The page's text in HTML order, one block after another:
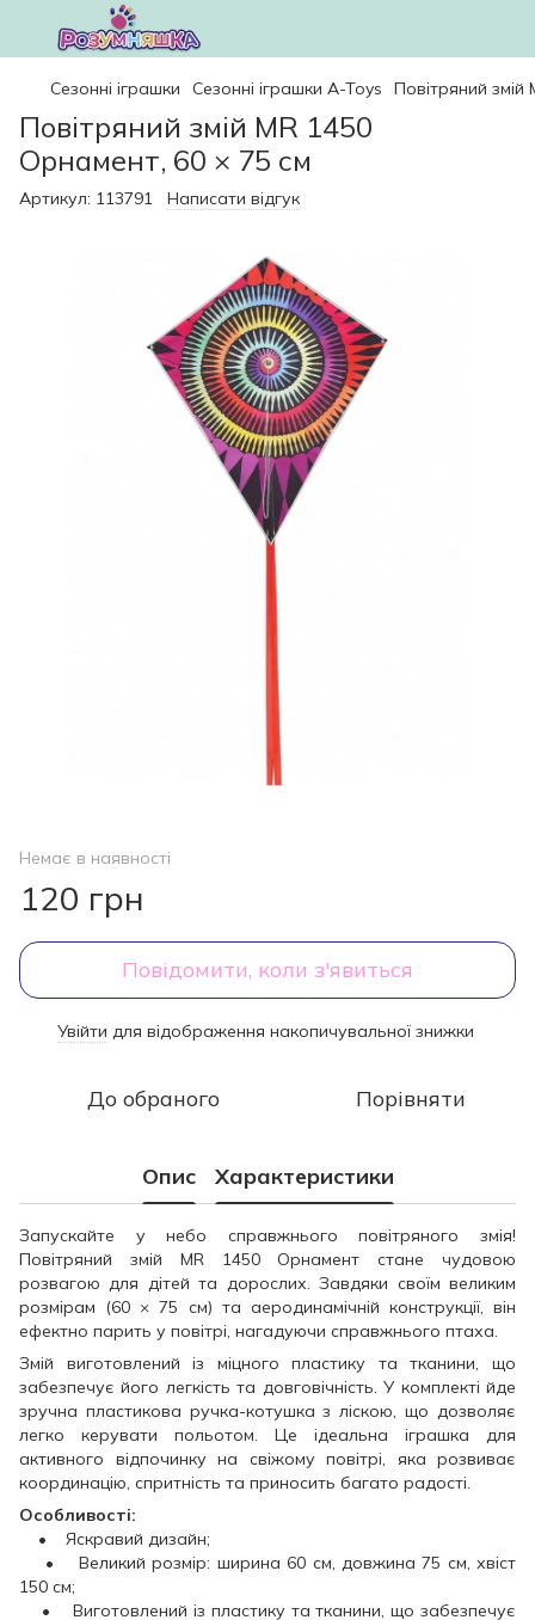
Сезонні іграшки Сезонні іграшки A-Toys Повітряний змій
Повітряний змій MR 1450
Орнамент, 60 × 75 см
Артикул: 113791 Написати відгук
Немає в наявності
120 грн
Повідомити, коли з'явиться
Увійти для відображення накопичувальної знижки
До обраного Порівняти
Опис Характеристики
Запускайте у небо справжнього повітряного змія!
Повітряний змій MR 1450 Орнамент стане чудовою
розвагою для дітей та дорослих. Завдяки своїм великим
розмірам (60 × 75 см) та аеродинамічній конструкції, він
ефектно парить у повітрі, нагадуючи справжнього птаха.
Змій виготовлений із міцного пластику та тканини, що
забезпечує його легкість та довговічність. У комплекті йде
зручна пластикова ручка-котушка з ліскою, що дозволяє
легко керувати польотом. Це ідеальна іграшка для
активного відпочинку на свіжому повітрі, яка розвиває
координацію, спритність та приносить багато радості.
Особливості:
• Яскравий дизайн;
• Великий розмір: ширина 60 см, довжина 75 см, хвіст
150 см;
• Виготовлений із пластику та тканини, що забезпечує